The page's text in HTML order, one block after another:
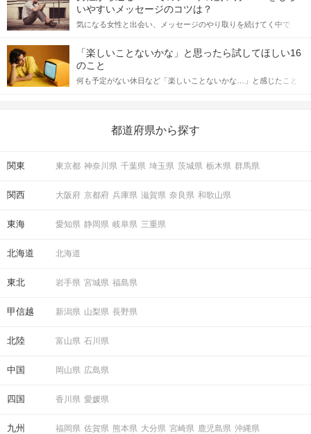
格的に始めようとしている方は、女性が異性を求めて出すサイン
をしっかりと理解し、正しい行動に移せるかどうかが重要。 この
記事では、女性が話しかけて欲しい時に出すサインとその心理を
合にどのような行動に繋げるべきかをご紹介していきます。
いやすいメッセージのコツは？
気になる女性と出会い、メッセージのやり取りを続けてく中で
しかし、中には「どう誘ったらいいの？」とお困りの男性もいら
っしゃるのではないでしょうか。 そこで今回は、男性から女性へ
送るLINEでのデートの誘い方のコツをご紹介します。例文も混じ
えながら解説するので、ぜひ参考にしてください。
「楽しいことないかな」と思ったら試してほしい16
のこと
何も予定がない休日など「楽しいことないかな…」と感じたこと
の楽しいことアイデアを集めました♪ いままさに楽しいことを探し
都道府県から探す
関東 東京都 神奈川県 千葉県 埼玉県 茨城県 栃木県 群馬県
関西 大阪府 京都府 兵庫県 滋賀県 奈良県 和歌山県
東海 愛知県 静岡県 岐阜県 三重県
北海道 北海道
東北 岩手県 宮城県 福島県
甲信越 新潟県 山梨県 長野県
北陸 富山県 石川県
中国 岡山県 広島県
四国 香川県 愛媛県
九州
福岡県 佐賀県 熊本県 大分県 宮崎県 鹿児島県 沖縄県